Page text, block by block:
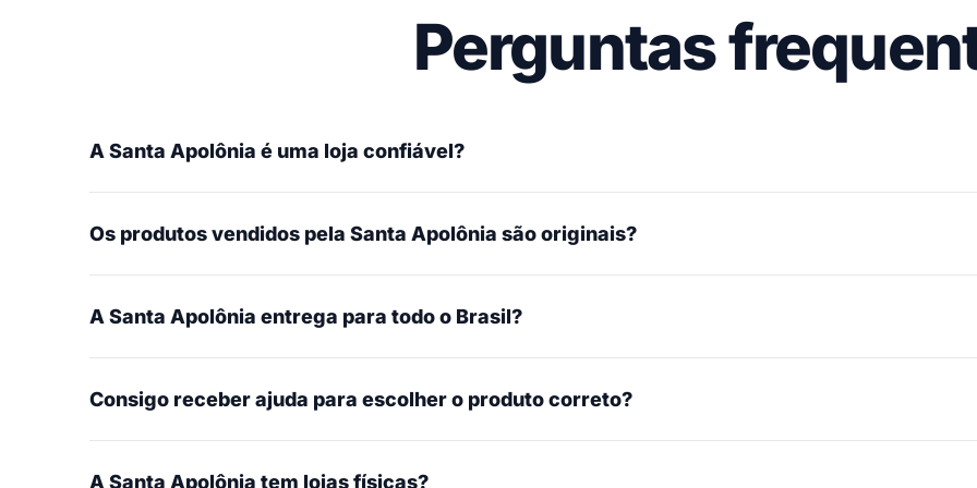
Perguntas
A Santa Apolônia é uma loja confiável?
Os produtos vendidos pela Santa Apolônia são originais?
A Santa Apolônia entrega para todo o Brasil?
Consigo receber ajuda para escolher o produto correto?
A Santa Apolônia tem lojas físicas?